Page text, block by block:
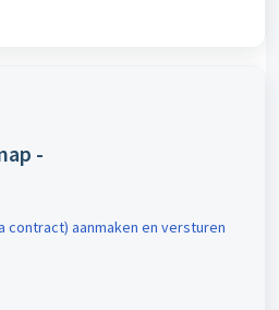
-
contract) aanmaken en versturen